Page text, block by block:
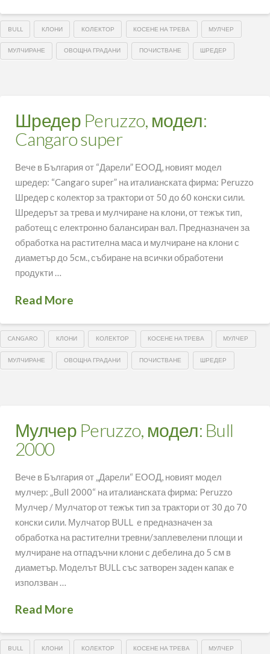
BULL КЛОНИ КОЛЕКТОР КОСЕНЕ НА ТРЕВА МУЛЧЕР
МУЛЧИРАНЕ ОВОЩНА ГРАДАНИ ПОЧИСТВАНЕ ШРЕДЕР
Шредер Peruzzo, модел:
Cangaro super
Вече в България от “Дарели” ЕООД, новият модел
шредер: “Cangaro super” на италианската фирма: Peruzzo
Шредер с колектор за трактори от 50 до 60 конски сили.
Шредерът за трева и мулчиране на клони, от тежък тип,
работещ с електронно балансиран вал. Предназначен за
обработка на растителна маса и мулчиране на клони с
диаметър до 5см., събиране на всички обработени
продукти …
Read More
CANGARO КЛОНИ КОЛЕКТОР КОСЕНЕ НА ТРЕВА МУЛЧЕР
МУЛЧИРАНЕ ОВОЩНА ГРАДАНИ ПОЧИСТВАНЕ ШРЕДЕР
Мулчер Peruzzo, модел: Bull
2000
Вече в България от „Дарели“ ЕООД, новият модел
мулчер: „Bull 2000“ на италианската фирма: Peruzzo
Мулчер / Мулчатор от тежък тип за трактори от 30 до 70
конски сили. Мулчатор BULL е предназначен за
обработка на растителни тревни/заплевелени площи и
мулчиране на отпадъчни клони с дебелина до 5 см в
диаметър. Моделът BULL със затворен заден капак е
използван …
Read More
BULL КЛОНИ КОЛЕКТОР КОСЕНЕ НА ТРЕВА МУЛЧЕР